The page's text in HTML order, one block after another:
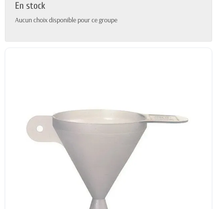
En stock
Aucun choix disponible pour ce groupe